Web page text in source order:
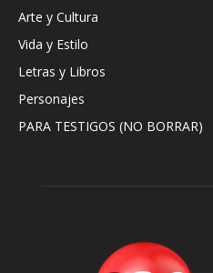
Arte y Cultura
Vida y Estilo
Letras y Libros
Personajes
PARA TESTIGOS (NO BORRAR)